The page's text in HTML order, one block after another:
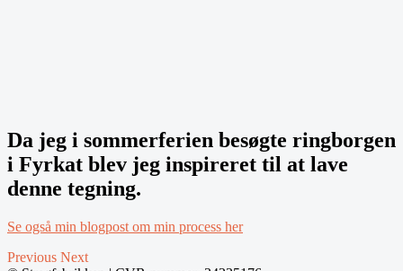
Da jeg i sommerferien besøgte ringborgen
i Fyrkat blev jeg inspireret til at lave
denne tegning.
Se også min blogpost om min process her
Previous Next